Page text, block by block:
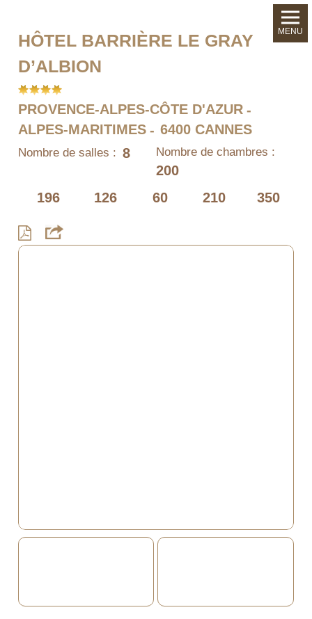
HÔTEL BARRIÈRE LE GRAY
D’ALBION
PROVENCE-ALPES-CÔTE D'AZUR
ALPES-MARITIMES
6400 CANNES
Nombre de salles : 8 Nombre de chambres :
200
196
126 60 210 350
MENU